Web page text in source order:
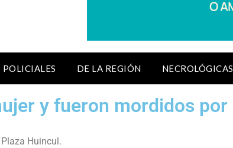
POLICIALES DE LA REGIÓN NECROLÓGICAS
y fueron mordidos por
Huincul.